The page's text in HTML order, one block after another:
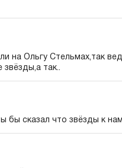
на Ольгу Стельмах,так
звёзды,а так..
бы сказал что звёзды к